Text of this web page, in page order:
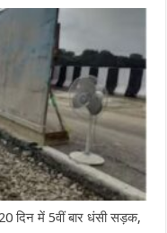
दिन में 5वीं बार धंसी सड़क,